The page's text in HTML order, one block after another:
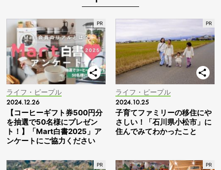
ライフ・ピープル
2024.12.26
【コーヒーギフト券500円分
を抽選で50名様にプレゼン
ト！】「Mart白書2025」ア
ンケートにご協力ください
ライフ・ピープル
2024.10.25
子育てファミリーの移住にや
さしい！「石川県小松市」に
住んでみてわかったこと